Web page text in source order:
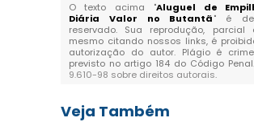
O texto acima "Aluguel de
Diária Valor no Butantã" é de
reservado. Sua reprodução, parcial
mesmo citando nossos links, é
autorização do autor. Plágio é
previsto no artigo 184 do Código
9.610-98 sobre direitos autorais.
Veja Também